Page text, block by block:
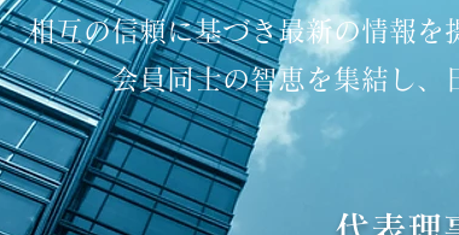
相互の信頼に基づき最新の情報を
会員同士の智恵を集結し、